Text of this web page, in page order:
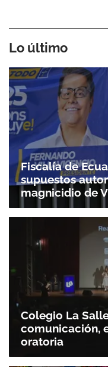
Gracias por
Lo último
Fiscalía de
supuestos
magnicidio de
Colegio La
comunicación,
oratoria